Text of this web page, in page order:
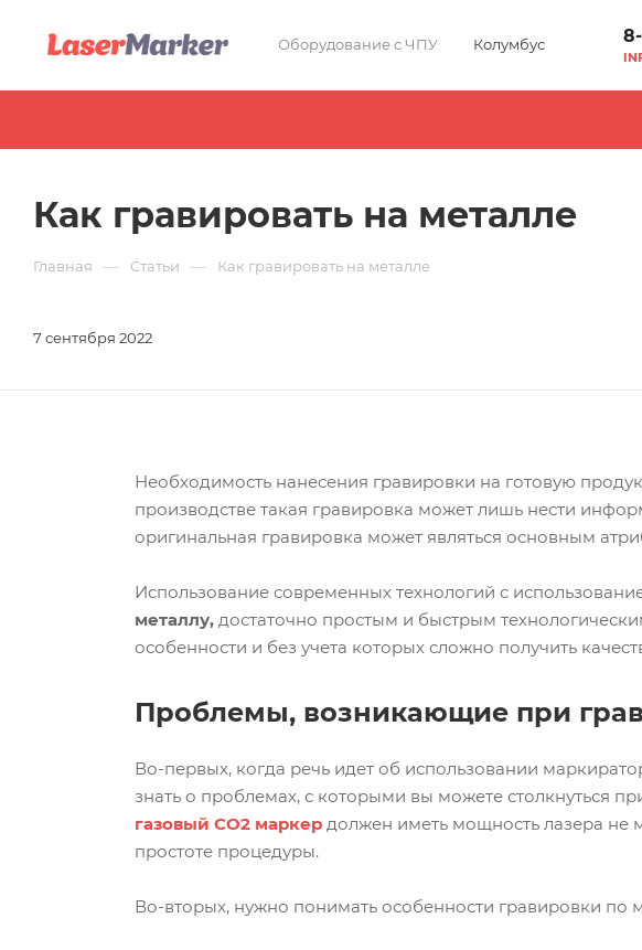
Оборудование с ЧПУ Колумбус
Как гравировать на металле
Главная — Статьи — Как гравировать на металле
7 сентября 2022
Необходимость нанесения гравировки на готовую
производстве такая гравировка может лишь нести
оригинальная гравировка может являться основным
Использование современных технологий с
металлу, достаточно простым и быстрым
особенности и без учета которых сложно получить
Проблемы, возникающие при
Во-первых, когда речь идет об использовании
знать о проблемах, с которыми вы можете столкнуться
газовый СО2 маркер должен иметь мощность лазера не
простоте процедуры.
Во-вторых, нужно понимать особенности гравировки по